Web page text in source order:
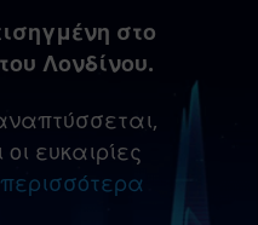
στο
Λονδίνου.
ευκαιρίες